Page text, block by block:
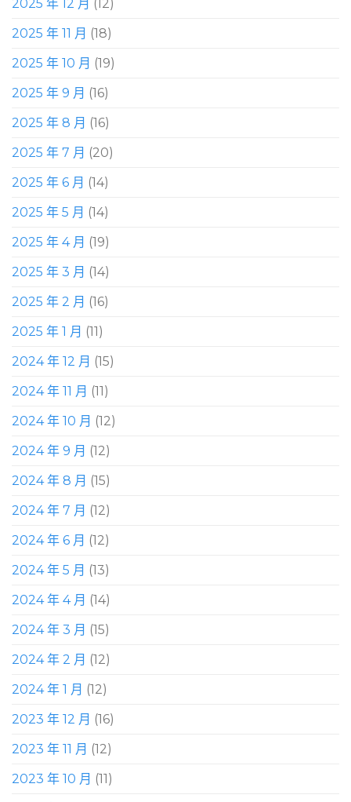
2025 年 12 月 (12)
2025 年 11 月 (18)
2025 年 10 月 (19)
2025 年 9 月 (16)
2025 年 8 月 (16)
2025 年 7 月 (20)
2025 年 6 月 (14)
2025 年 5 月 (14)
2025 年 4 月 (19)
2025 年 3 月 (14)
2025 年 2 月 (16)
2025 年 1 月 (11)
2024 年 12 月 (15)
2024 年 11 月 (11)
2024 年 10 月 (12)
2024 年 9 月 (12)
2024 年 8 月 (15)
2024 年 7 月 (12)
2024 年 6 月 (12)
2024 年 5 月 (13)
2024 年 4 月 (14)
2024 年 3 月 (15)
2024 年 2 月 (12)
2024 年 1 月 (12)
2023 年 12 月 (16)
2023 年 11 月 (12)
2023 年 10 月 (11)